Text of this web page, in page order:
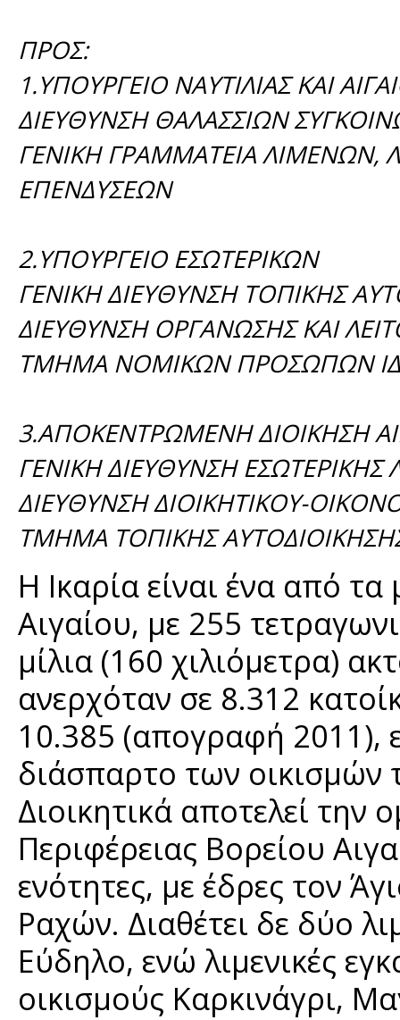
ΠΡΟΣ:
1.ΥΠΟΥΡΓΕΙΟ ΝΑΥΤΙΛΙΑΣ ΚΑΙ
ΔΙΕΥΘΥΝΣΗ ΘΑΛΑΣΣΙΩΝ
ΓΕΝΙΚΗ ΓΡΑΜΜΑΤΕΙΑ ΛΙΜΕΝΩΝ,
ΕΠΕΝΔΥΣΕΩΝ
2.ΥΠΟΥΡΓΕΙΟ ΕΣΩΤΕΡΙΚΩΝ
ΓΕΝΙΚΗ ΔΙΕΥΘΥΝΣΗ ΤΟΠΙΚΗΣ
ΔΙΕΥΘΥΝΣΗ ΟΡΓΑΝΩΣΗΣ ΚΑΙ
ΤΜΗΜΑ ΝΟΜΙΚΩΝ ΠΡΟΣΩΠΩΝ
3.ΑΠΟΚΕΝΤΡΩΜΕΝΗ ΔΙΟΙΚΗΣΗ
ΓΕΝΙΚΗ ΔΙΕΥΘΥΝΣΗ ΕΣΩΤΕΡΙΚΗΣ
ΔΙΕΥΘΥΝΣΗ ΔΙΟΙΚΗΤΙΚΟΥ-
ΤΜΗΜΑ ΤΟΠΙΚΗΣ
Η Ικαρία είναι ένα από
Αιγαίου, με 255
μίλια (160 χιλιόμετρα)
ανερχόταν σε 8.312
10.385 (απογραφή 2011),
διάσπαρτο των
Διοικητικά αποτελεί
Περιφέρειας Βορείου
ενότητες, με έδρες τον
Ραχών. Διαθέτει δε δύο
Εύδηλο, ενώ λιμενικές
οικισμούς Καρκινάγρι,